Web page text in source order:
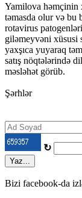
Yamilova həmçinin
təmasda olur və bu
rotavirus
giləmeyvəni xüsusi
yaxşıca yuyaraq
satış nöqtələrində
məsləhət görüb.
Şərhlər
↻
Yaz...
Bizi facebook-da